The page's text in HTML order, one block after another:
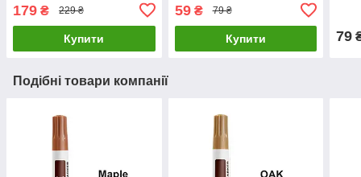
179 ₴ 229 ₴
Купити
59₴ 79 ₴
Купити 79
Подібні товари компанії